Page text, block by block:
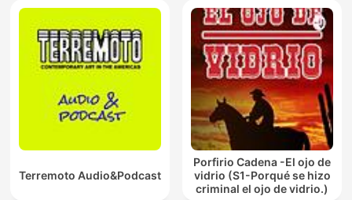
Terremoto Audio&Podcast
Porfirio Cadena -El ojo de
vidrio (S1-Porqué se hizo
criminal el ojo de vidrio.)